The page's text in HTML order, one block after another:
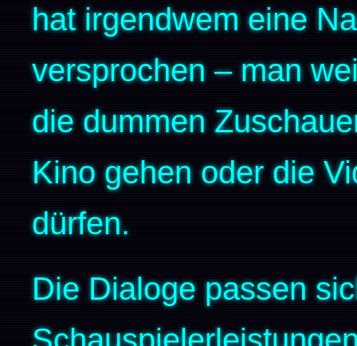
hat irgendwem eine
versprochen – man
die dummen
Kino gehen oder die
dürfen.
Die Dialoge passen